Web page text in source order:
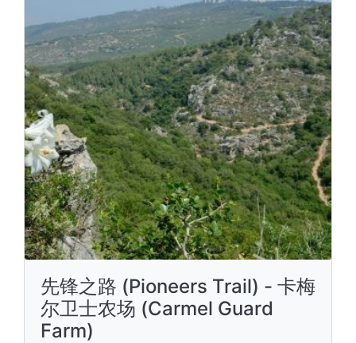
先锋之路 (Pioneers Trail) - 卡梅
尔卫士农场 (Carmel Guard
Farm)